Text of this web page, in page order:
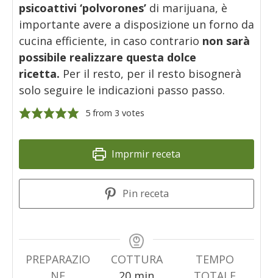
psicoattivi ‘polvorones’ di marijuana, è
importante avere a disposizione un forno da
cucina efficiente, in caso contrario non sarà
possibile realizzare questa dolce
ricetta. Per il resto, per il resto bisognerà
solo seguire le indicazioni passo passo.
5from 3 votes
Imprmir receta
Pin receta
PREPARAZIO
COTTURA
TEMPO